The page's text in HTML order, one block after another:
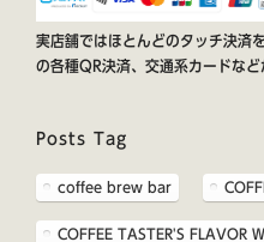
実店舗ではほとんどのタッチ決済
の各種QR決済、交通系カードな
Posts Tag
coffee brew bar
COFFEE TASTER'S FLAVOR